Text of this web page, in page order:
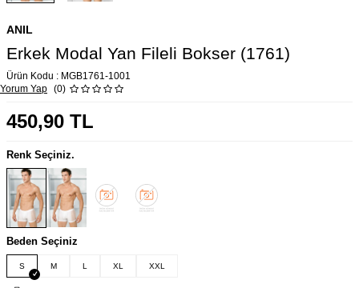
ANIL
Erkek Modal Yan Fileli Bokser (1761)
Ürün Kodu : MGB1761-1001
Yorum Yap (0)
450,90 TL
Renk Seçiniz.
Beden Seçiniz
S M L XL XXL